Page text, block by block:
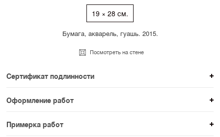
19 × 28 см.
Бумага, акварель, гуашь. 2015.
Посмотреть на стене
Сертификат подлинности
К каждому авторскому произведению мы
прикладываем сертификат подлинности. Для товаров
раздела SAMPLE СЕРИЯ сертификаты не
Оформление работ
При покупке произведения вы можете выбрать и
оплатить вариант оформления. На сайте доступен
Примерка работ